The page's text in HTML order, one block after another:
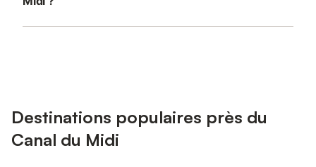
Destinations populaires près du
Canal du Midi